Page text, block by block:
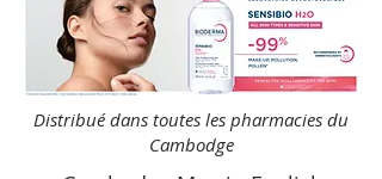
Distribué dans toutes les pharmacies du
Cambodge